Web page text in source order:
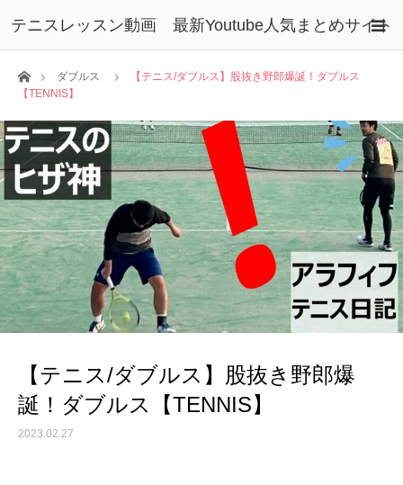
テニスレッスン動画 最新Youtube人気まとめサイト
ホームダブルス
【テニス/ダブルス】股抜き野郎爆誕！ダブルス
【TENNIS】
【テニス/ダブルス】股抜き野郎爆
誕！ダブルス【TENNIS】
2023.02.27